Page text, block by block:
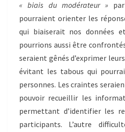
« biais du modérateur »
pourraient orienter les
qui biaiserait nos données
pourrions aussi être
seraient gênés d’exprimer
évitant les tabous qui
personnes. Les craintes
pouvoir recueillir les
permettant d’identifier les
participants. L’autre